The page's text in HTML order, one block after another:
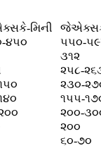
મિની
૪૫૦
૫૫૦-
૩૧૨
૨૫૮-
૨૩૦-
૧૫૫-
૨૦૦-
૨૦૦
૬૦-૭૦